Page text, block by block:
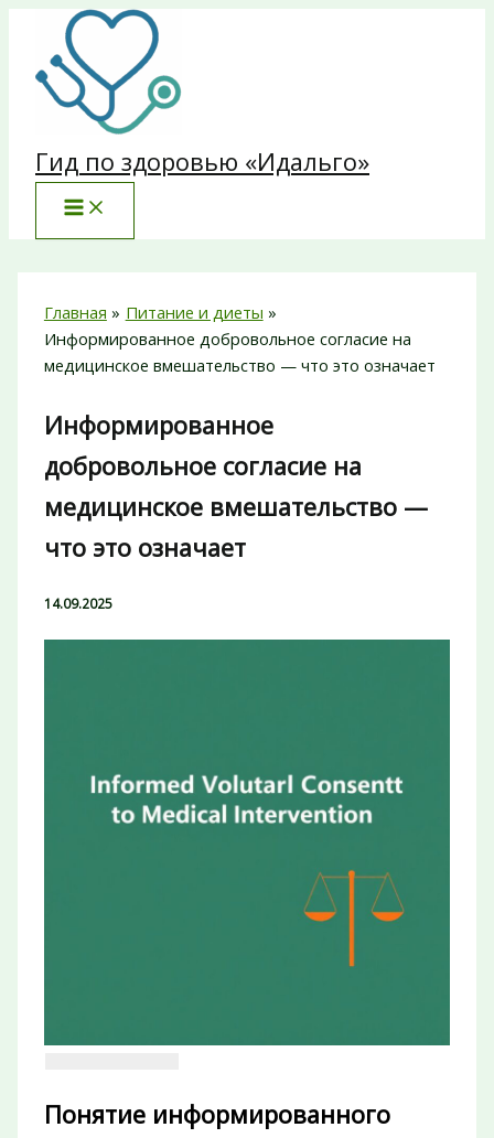
Перейти
содержимому
Гид по здоровью «Идальго»
Главная
Питание и диеты
Информированное добровольное согласие на
медицинское вмешательство — что это означает
Информированное
добровольное согласие на
медицинское вмешательство —
что это означает
14.09.2025
Понятие информированного